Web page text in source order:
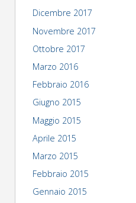
Dicembre 2017
Novembre 2017
Ottobre 2017
Marzo 2016
Febbraio 2016
Giugno 2015
Maggio 2015
Aprile 2015
Marzo 2015
Febbraio 2015
Gennaio 2015